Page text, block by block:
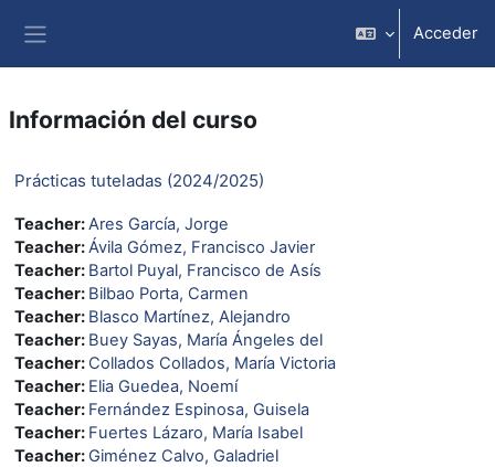
Acceder
Información del curso
Prácticas tuteladas (2024/2025)
Teacher:Ares García, Jorge
Teacher:Ávila Gómez, Francisco Javier
Teacher: Bartol Puyal, Francisco de Asís
Teacher: Bilbao Porta, Carmen
Teacher: Blasco Martínez, Alejandro
Teacher: Buey Sayas, María Ángeles del
Teacher: Collados Collados, María Victoria
Teacher: Elia Guedea, Noemí
Teacher: Fernández Espinosa, Guisela
Teacher: Fuertes Lázaro, María Isabel
Teacher: Giménez Calvo, Galadriel